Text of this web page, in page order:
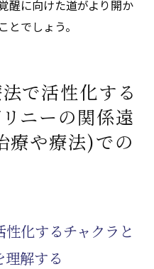
醒に向けた道がより開か
でしょう。
で活性化する
ニーの関係遠
療や療法)での
化するチャクラと
理解する